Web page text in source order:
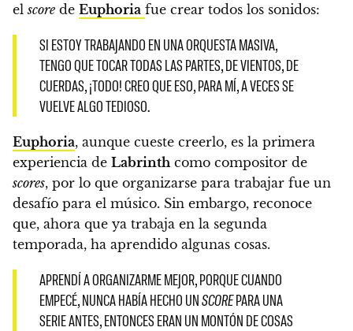
elscore de Euphoria fue crear todos los sonidos:
SI ESTOY TRABAJANDO EN UNA ORQUESTA MASIVA,
TENGO QUE TOCAR TODAS LAS PARTES, DE VIENTOS, DE
CUERDAS, ¡TODO!CREO QUE ESO, PARA MÍ, A VECES SE
VUELVE ALGO TEDIOSO.
Euphoria, aunque cueste creerlo, es la primera
experiencia de Labrinth como compositor de
scores, por lo que organizarse para trabajar fue un
desafío para el músico. Sin embargo, reconoce
que, ahora que ya trabaja en la segunda
temporada, ha aprendido algunas cosas.
APRENDÍ A ORGANIZARME MEJOR, PORQUE CUANDO
EMPECÉ, NUNCA HABÍA HECHO UNSCOREPARA UNA
SERIE ANTES, ENTONCES ERAN UN MONTÓN DE COSAS